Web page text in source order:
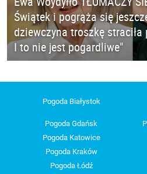
Świątek i pogrąża się
dziewczyna troszkę
I to nie jest pogardliwe"
Pogoda Białystok
Pogoda Gdańsk
Pogoda Katowice
Pogoda Kraków
Pogoda Łódź